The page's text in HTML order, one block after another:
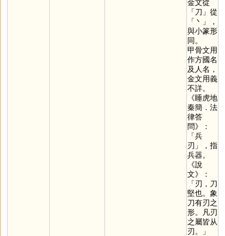
金文從
「刀 」從
「 丶
」，
與小篆形
同。
甲骨文用
作方國名
及人名，
金文用義
不詳。
《睡虎地
秦簡．法
律答
問》：
「兵
刃」，指
兵器。
《說
文》：
「刃，刀
堅也。象
刀有刃之
形。凡刃
之屬皆从
刃。」